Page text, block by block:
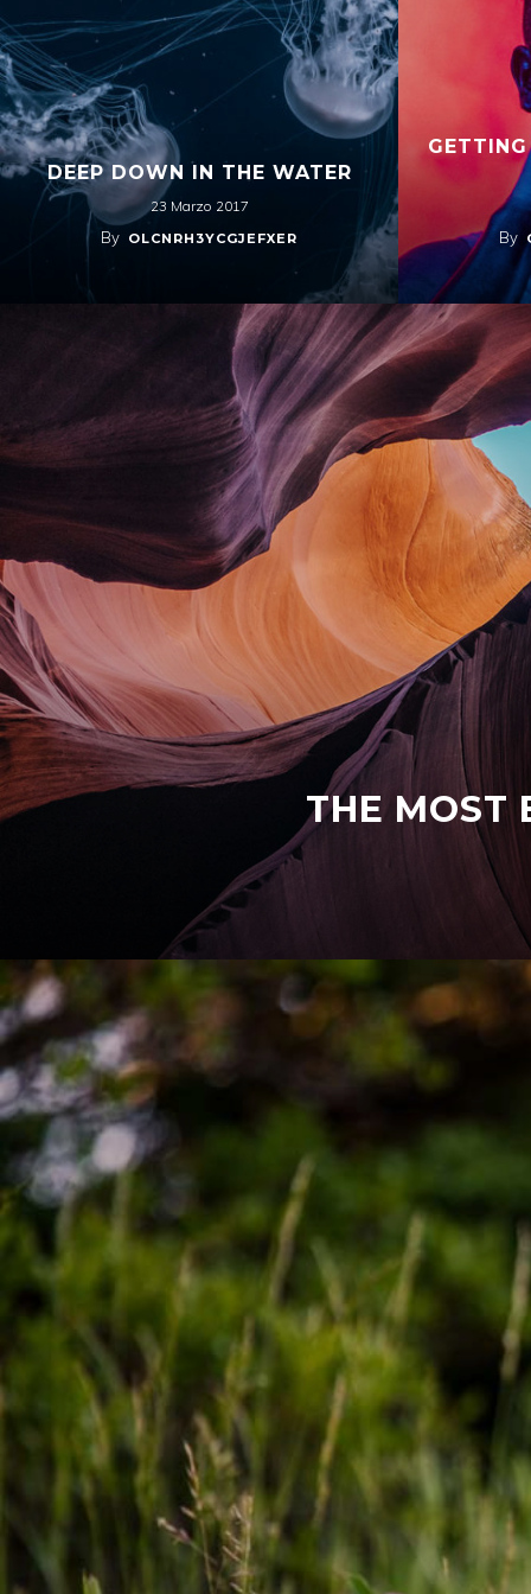
DEEP DOWN IN THE WATER
23 Marzo 2017
By OLCNRH3YCGJEFXER By
THE MOST